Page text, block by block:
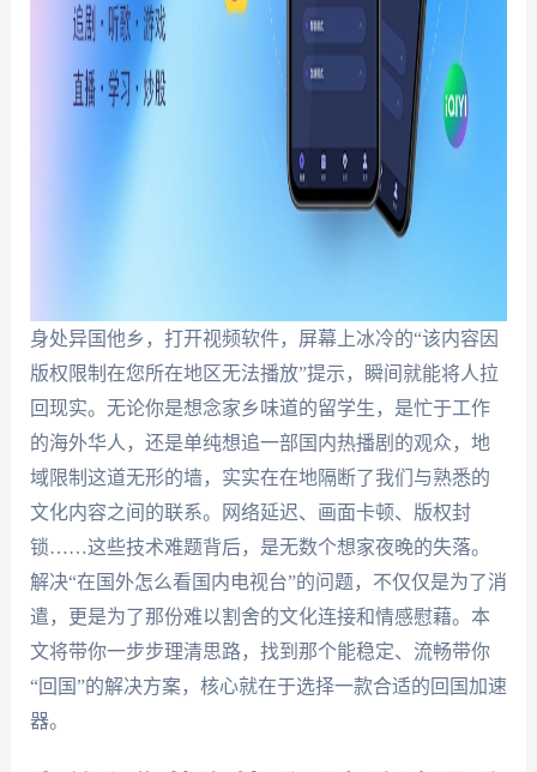
身处异国他乡，打开视频软件，屏幕上冰冷的“该内容因
版权限制在您所在地区无法播放”提示，瞬间就能将人拉
回现实。无论你是想念家乡味道的留学生，是忙于工作
的海外华人，还是单纯想追一部国内热播剧的观众，地
域限制这道无形的墙，实实在在地隔断了我们与熟悉的
文化内容之间的联系。网络延迟、画面卡顿、版权封
锁……这些技术难题背后，是无数个想家夜晚的失落。
解决“在国外怎么看国内电视台”的问题，不仅仅是为了消
遣，更是为了那份难以割舍的文化连接和情感慰藉。本
文将带你一步步理清思路，找到那个能稳定、流畅带你
“回国”的解决方案，核心就在于选择一款合适的回国加速
器。